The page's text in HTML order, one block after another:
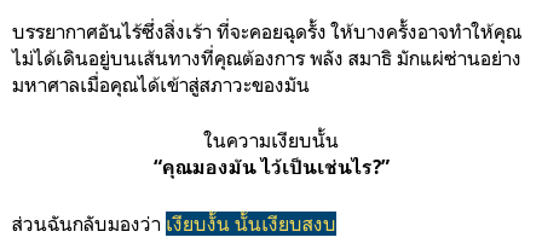
บรรยากาศอันไร้ซึ่งสิ่งเร้า ที่จะคอยฉุดรั้ง ให้บางครั้งอาจทำให้คุณ
ไม่ได้เดินอยู่บนเส้นทางที่คุณต้องการ พลัง สมาธิ มักแผ่ซ่านอย่าง
มหาศาลเมื่อคุณได้เข้าสู่สภาวะของมัน
ในความเงียบนั้น
“คุณมองมัน ไว้เป็นเช่นไร?”
ส่วนฉันกลับมองว่า เงียบงั้น นั้นเงียบสงบ